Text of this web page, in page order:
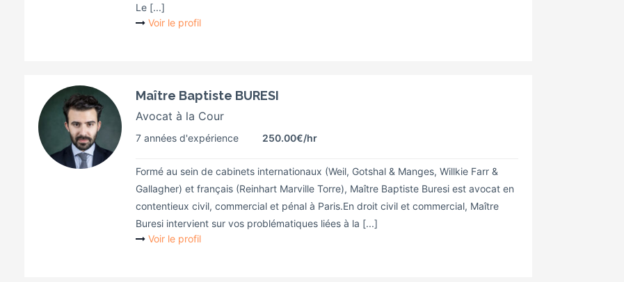
Le [...]
Voir le profil
Maître Baptiste BURESI
Avocat à la Cour
7 années d'expérience 250.00€/hr
Formé au sein de cabinets internationaux (Weil, Gotshal & Manges, Willkie Farr &
Gallagher) et français (Reinhart Marville Torre), Maître Baptiste Buresi est avocat en
contentieux civil, commercial et pénal à Paris.En droit civil et commercial, Maître
Buresi intervient sur vos problématiques liées à la [...]
Voir le profil